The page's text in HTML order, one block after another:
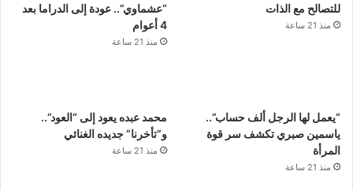
للتصالح مع الذات
منذ 21 ساعة
“عشماوي”.. عودة إلى الدراما بعد
4 أعوام
منذ 21 ساعة
“يعمل لها الرجل ألف حساب”..
ياسمين صبري تكشف سر قوة
المرأة
منذ 21 ساعة
محمد عبده يعود إلى “العود”..
و”تأخرنا” جديده الغنائي
منذ 21 ساعة